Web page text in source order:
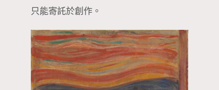
只能寄託於創作。